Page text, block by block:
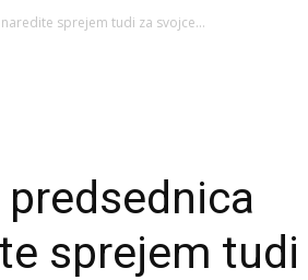
sprejem tudi za svojce...
sprejem tudi